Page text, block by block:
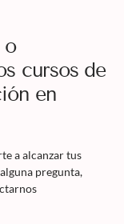
o
cursos de
en
a alcanzar tus
pregunta,